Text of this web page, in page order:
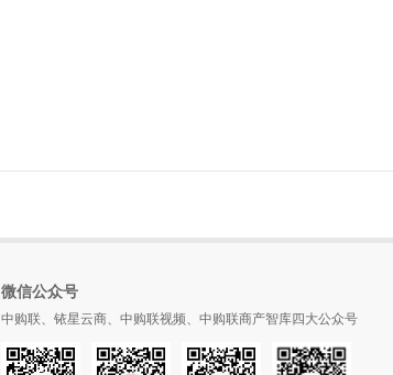
微信公众号
中购联、铱星云商、中购联视频、中购联商产智库四大公众号